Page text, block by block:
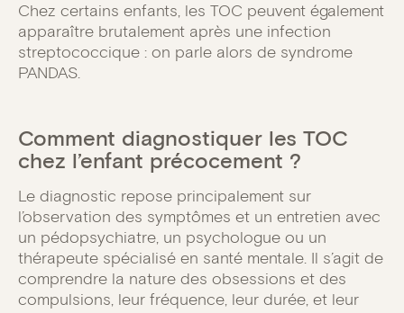
Chez certains enfants, les TOC peuvent également
apparaître brutalement après une infection
streptococcique : on parle alors de syndrome
PANDAS.
Comment diagnostiquer les TOC
chez l’enfant précocement ?
Le diagnostic repose principalement sur
l’observation des symptômes et un entretien avec
un pédopsychiatre, un psychologue ou un
thérapeute spécialisé en santé mentale. Il s’agit de
comprendre la nature des obsessions et des
compulsions, leur fréquence, leur durée, et leur